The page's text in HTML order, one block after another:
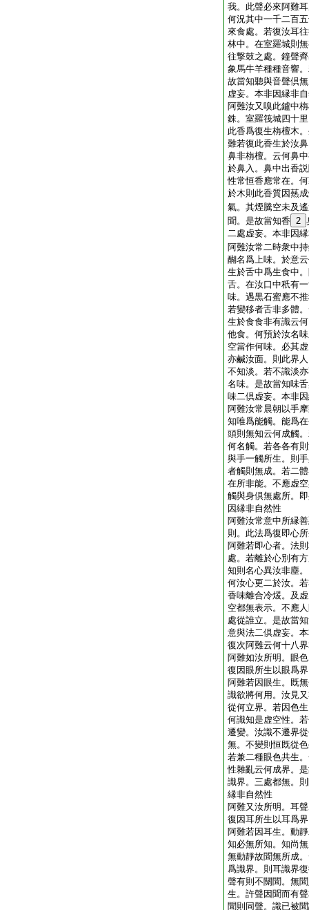
我。此聲必來阿難
何況其中一千二百
來食處。若復汝耳
林中。在室羅城則
往撃鼓之處。鐘聲
象馬牛羊種種音響
故當知聽與音聲倶
虚妄。本非因縁非
阿難汝又嗅此鑪中
銖。室羅筏城四十
此香爲復生栴檀木
難若復此香生於汝
鼻非栴檀。云何鼻
於鼻入。鼻中出香
性常恒香應常在。
於木則此香質因爇
氣。其煙騰空未及
聞。是故當知香 2
二處虚妄。本非因
阿難汝常二時衆中
醐名爲上味。於意
生於舌中爲生食中
舌。在汝口中秖有
味。遇黒石蜜應不
若變移者舌非多體
生於食食非有識云
他食。何預於汝名
空當作何味。必其
亦鹹汝面。則此界
不知淡。若不識淡
名味。是故當知味
味二倶虚妄。本非
阿難汝常晨朝以手
知唯爲能觸。能爲
頭則無知云何成觸
何名觸。若各各有
與手一觸所生。則
者觸則無成。若二
在所非能。不應虚
觸與身倶無處所。
因縁非自然性
阿難汝常意中所縁
則。此法爲復即心
阿難若即心者。法
處。若離於心別有
知則名心異汝非塵
何汝心更二於汝。
香味離合冷煖。及
空都無表示。不應
處從誰立。是故當
意與法二倶虚妄。
復次阿難云何十八
阿難如汝所明。眼
復因眼所生以眼爲
阿難若因眼生。既
識欲將何用。汝見
從何立界。若因色
何識知是虚空性。
遷變。汝識不遷界
無。不變則恒既從
若兼二種眼色共生
性雜亂云何成界。
識界。三處都無。
縁非自然性
阿難又汝所明。耳
復因耳所生以耳爲
阿難若因耳生。動
知必無所知。知尚
無動靜故聞無所成
爲識界。則耳識界
聲有則不關聞。無
生。許聲因聞而有
聞則同聲。識已被